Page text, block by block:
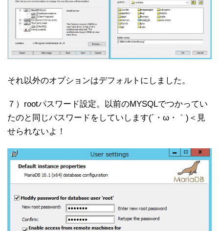
それ以外のオプションはデフォルトにしました。
７）rootパスワード設定。以前のMYSQLでつかってい
たのと同じパスワードをしていします(´・ω・｀)＜見
せられないよ！